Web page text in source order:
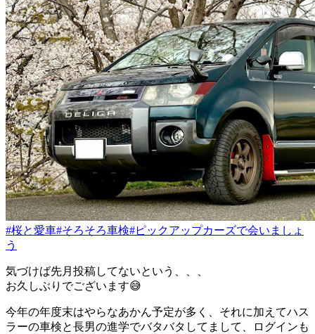
#桜と愛車#そろそろ車検#ピックアップカーズで会いましょ
う
気づけば先月投稿してないという、、、
お久しぶりでございます😅
今年の年度末はやらなあかん予定が多く、それに加えてハス
ラーの車検と長男の進学でバタバタしてまして、ログインも